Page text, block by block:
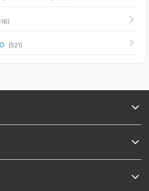
)
(521)